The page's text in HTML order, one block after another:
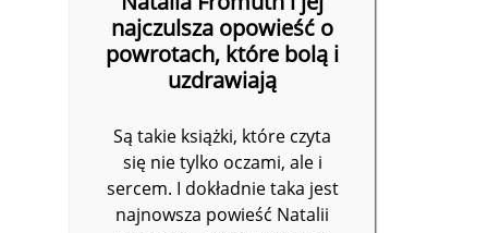
najczulsza opowieść o
powrotach, które bolą i
uzdrawiają
Są takie książki, które czyta
się nie tylko oczami, ale i
sercem. I dokładnie taka jest
najnowsza powieść Natalii